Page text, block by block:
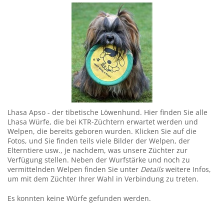
Lhasa Apso - der tibetische Löwenhund. Hier finden Sie alle
Lhasa Würfe, die bei KTR-Züchtern erwartet werden und
Welpen, die bereits geboren wurden. Klicken Sie auf die
Fotos, und Sie finden teils viele Bilder der Welpen, der
Elterntiere usw., je nachdem, was unsere Züchter zur
Verfügung stellen. Neben der Wurfstärke und noch zu
vermittelnden Welpen finden Sie unter Detailsweitere Infos,
um mit dem Züchter Ihrer Wahl in Verbindung zu treten.
Es konnten keine Würfe gefunden werden.